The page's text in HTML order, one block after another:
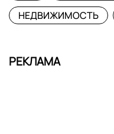
НЕДВИЖИМОСТЬ
РЕКЛАМА